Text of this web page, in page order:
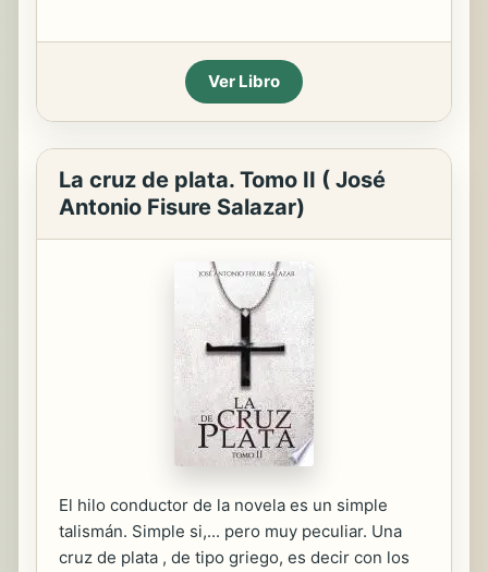
Ver Libro
La cruz de plata. Tomo II ( José
Antonio Fisure Salazar)
El hilo conductor de la novela es un simple
talismán. Simple si,... pero muy peculiar. Una
cruz de plata , de tipo griego, es decir con los